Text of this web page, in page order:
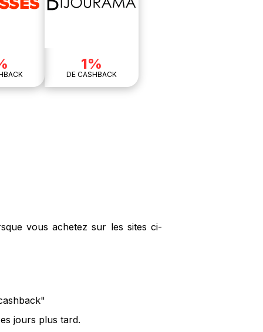
1%
DE CASHBACK
vous achetez sur les sites ci-
jours plus tard.